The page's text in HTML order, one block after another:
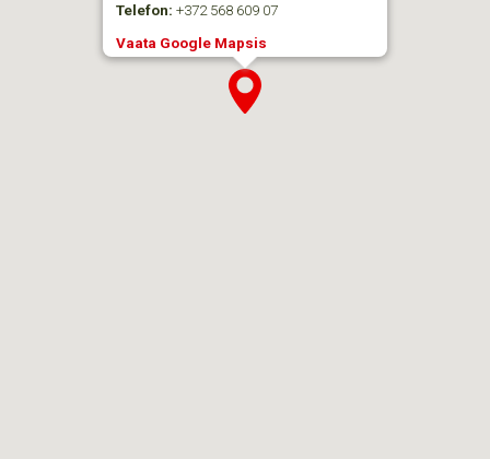
Telefon: +372 568 609 07
Vaata Google Mapsis